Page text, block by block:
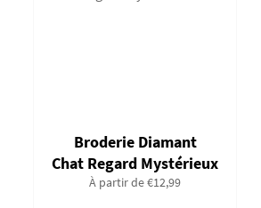
Broderie Diamant
Chat Regard Mystérieux
À partir de €12,99